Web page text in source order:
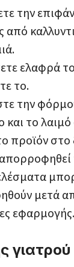
την
από
ελαφρά
το.
την
το λαιμό
προϊόν
μετά
εφαρμογής.